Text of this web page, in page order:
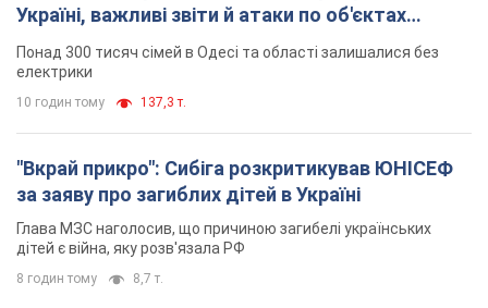
Україні, важливі звіти й атаки по об'єктах
ворога. Відео
Понад 300 тисяч сімей в Одесі та області залишалися без
електрики
10 годин тому 137,3 т.
"Вкрай прикро": Сибіга розкритикував ЮНІСЕФ
за заяву про загиблих дітей в Україні
Глава МЗС наголосив, що причиною загибелі українських
дітей є війна, яку розв'язала РФ
8 годин тому 8,7 т.